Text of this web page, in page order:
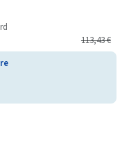
113,43€